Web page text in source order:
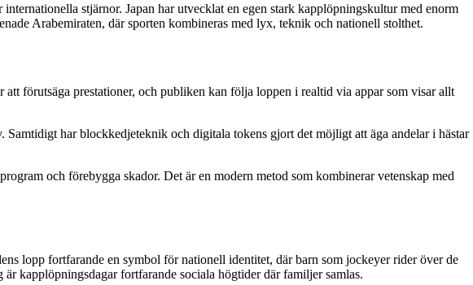
stjärnor. Japan har utvecklat en egen stark kapplöpningskultur med enorm
Arabemiraten, där sporten kombineras med lyx, teknik och nationell stolthet.
förutsäga prestationer, och publiken kan följa loppen i realtid via appar som visar allt
har blockkedjeteknik och digitala tokens gjort det möjligt att äga andelar i hästar
och förebygga skador. Det är en modern metod som kombinerar vetenskap med
lopp fortfarande en symbol för nationell identitet, där barn som jockeyer rider över de
kapplöpningsdagar fortfarande sociala högtider där familjer samlas.